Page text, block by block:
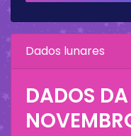
Dados lunares
DADOS